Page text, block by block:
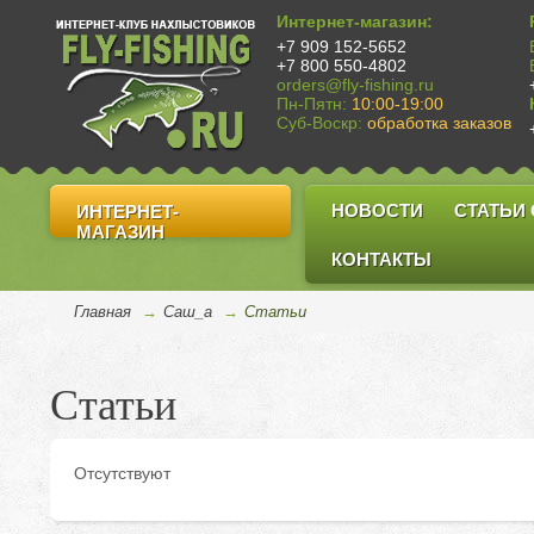
Интернет-магазин:
+7 909 152-5652
+7 800 550-4802
orders@fly-fishing.ru
Пн-Пятн: 10:00-19:00
Суб-Воскр: обработка заказов
ИНТЕРНЕТ-
МАГАЗИН
НОВОСТИ СТАТЬИ
КОНТАКТЫ
Главная → Саш_а → Cтатьи
Статьи
Отсутствуют